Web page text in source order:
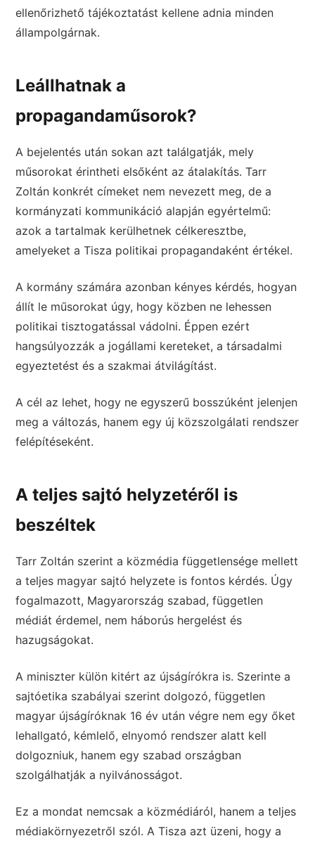
ellenőrizhető tájékoztatást kellene adnia minden
állampolgárnak.
Leállhatnak a
propagandaműsorok?
A bejelentés után sokan azt találgatják, mely
műsorokat érintheti elsőként az átalakítás. Tarr
Zoltán konkrét címeket nem nevezett meg, de a
kormányzati kommunikáció alapján egyértelmű:
azok a tartalmak kerülhetnek célkeresztbe,
amelyeket a Tisza politikai propagandaként értékel.
A kormány számára azonban kényes kérdés, hogyan
állít le műsorokat úgy, hogy közben ne lehessen
politikai tisztogatással vádolni. Éppen ezért
hangsúlyozzák a jogállami kereteket, a társadalmi
egyeztetést és a szakmai átvilágítást.
A cél az lehet, hogy ne egyszerű bosszúként jelenjen
meg a változás, hanem egy új közszolgálati rendszer
felépítéseként.
A teljes sajtó helyzetéről is
beszéltek
Tarr Zoltán szerint a közmédia függetlensége mellett
a teljes magyar sajtó helyzete is fontos kérdés. Úgy
fogalmazott, Magyarország szabad, független
médiát érdemel, nem háborús hergelést és
hazugságokat.
A miniszter külön kitért az újságírókra is. Szerinte a
sajtóetika szabályai szerint dolgozó, független
magyar újságíróknak 16 év után végre nem egy őket
lehallgató, kémlelő, elnyomó rendszer alatt kell
dolgozniuk, hanem egy szabad országban
szolgálhatják a nyilvánosságot.
Ez a mondat nemcsak a közmédiáról, hanem a teljes
médiakörnyezetről szól. A Tisza azt üzeni, hogy a